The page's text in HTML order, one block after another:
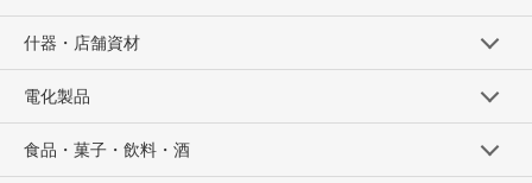
什器・店舗資材
電化製品
食品・菓子・飲料・酒